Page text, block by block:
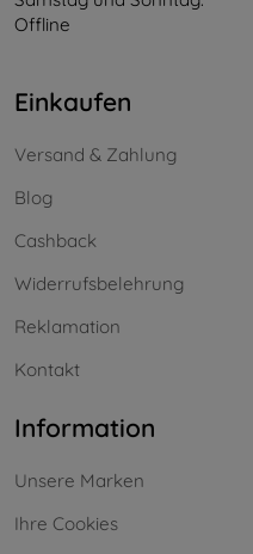
Offline
Einkaufen
Versand & Zahlung
Blog
Cashback
Widerrufsbelehrung
Reklamation
Kontakt
Information
Unsere Marken
Ihre Cookies